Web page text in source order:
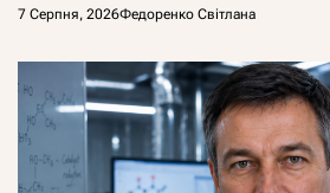
7 Серпня, 2026Федоренко Світлана